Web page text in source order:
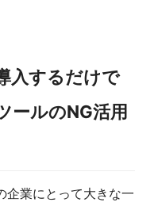
入するだけで
ールのNG活用
企業にとって大きな一